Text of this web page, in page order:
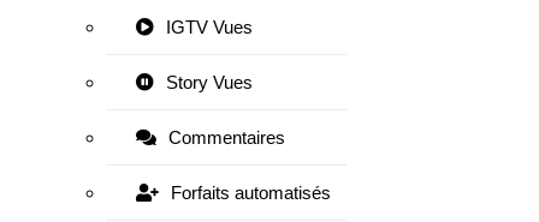
IGTV Vues
Story Vues
Commentaires
Forfaits automatisés